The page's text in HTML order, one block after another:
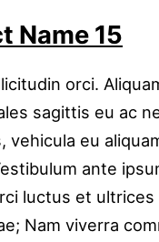
Name 15
orci.
sagittis eu ac
vehicula eu
ante
luctus et ultrices
Nam viverra